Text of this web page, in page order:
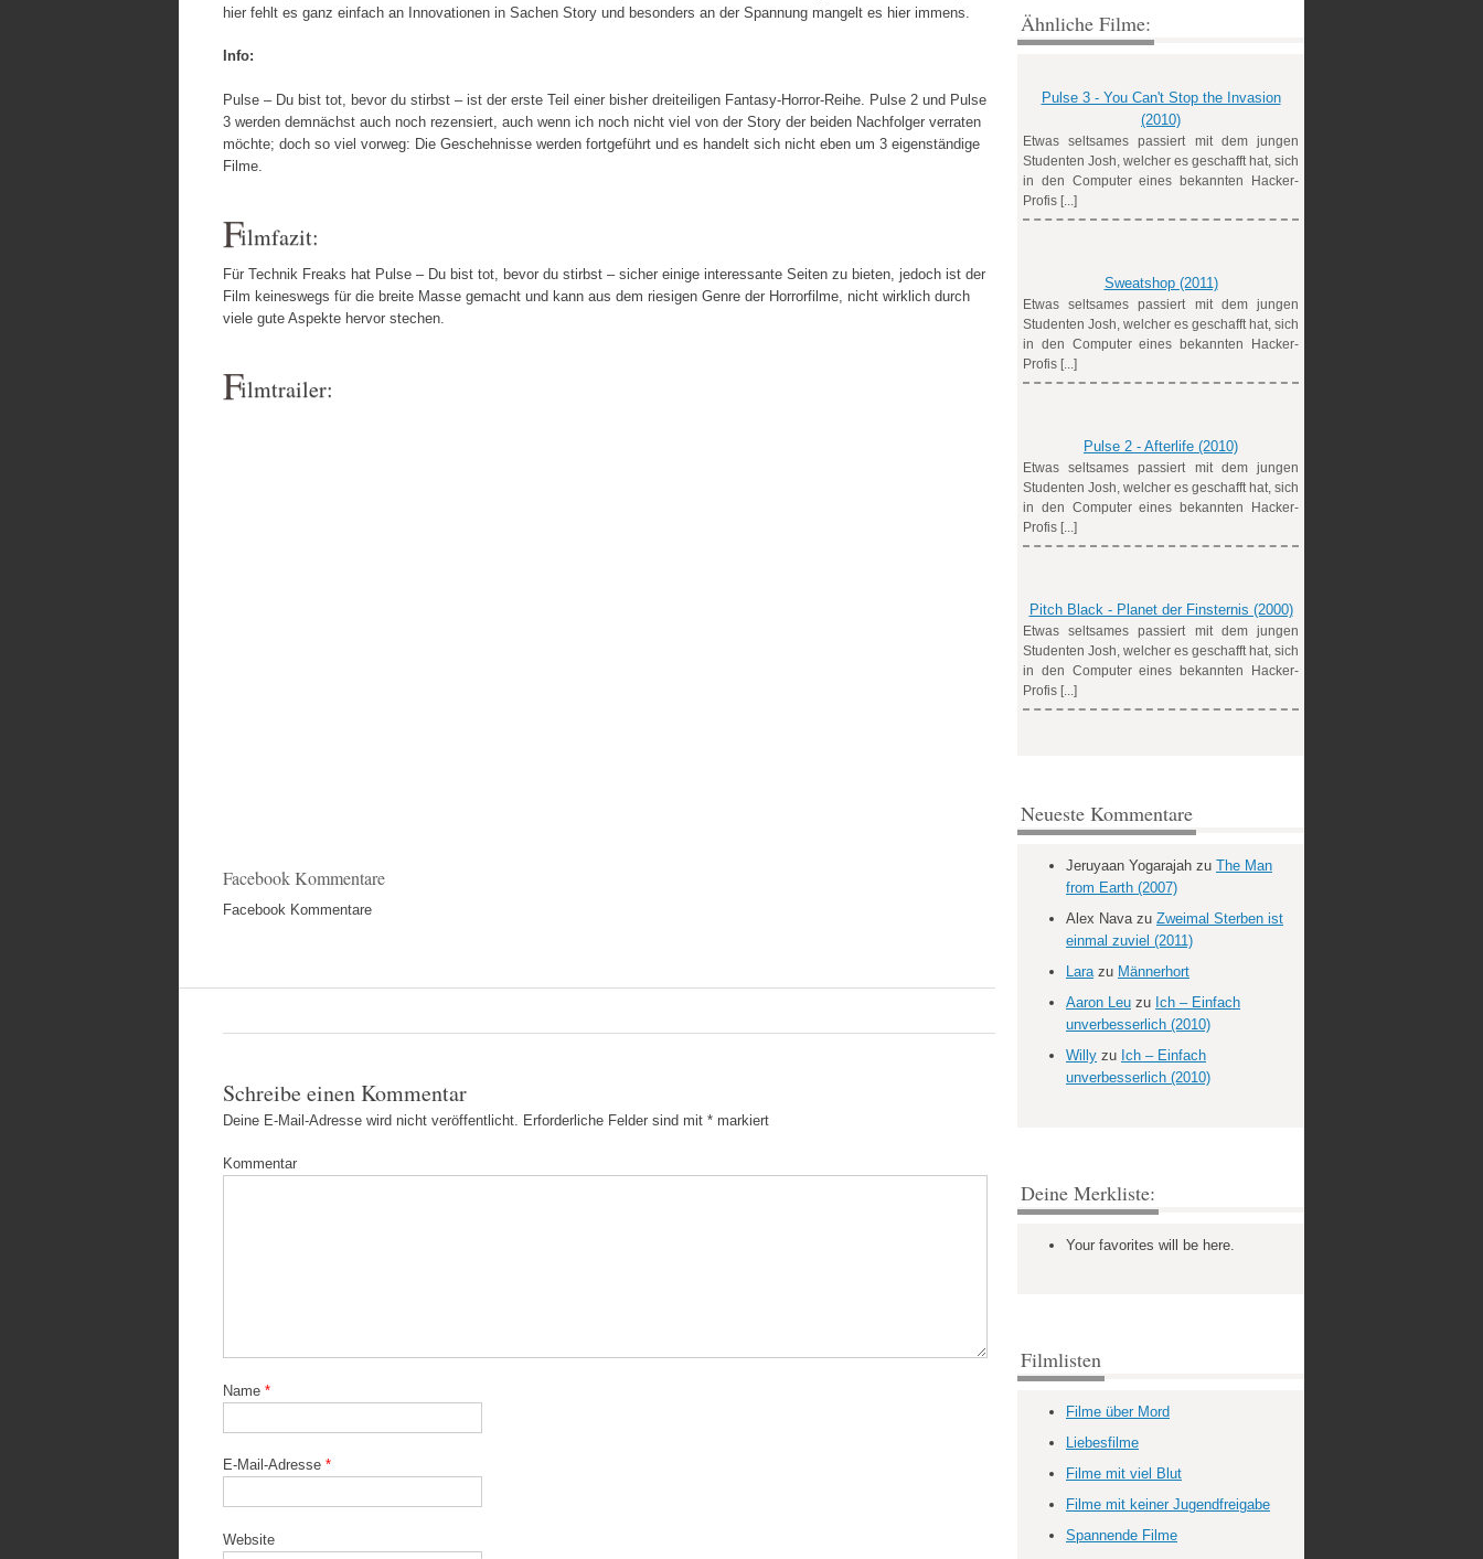
hier fehlt es ganz einfach an Innovationen in Sachen Story und besonders an der Spannung mangelt es hier immens.
Info:
Pulse – Du bist tot, bevor du stirbst – ist der erste Teil einer bisher dreiteiligen Fantasy-Horror-Reihe. Pulse 2 und Pulse
3 werden demnächst auch noch rezensiert, auch wenn ich noch nicht viel von der Story der beiden Nachfolger verraten
möchte; doch so viel vorweg: Die Geschehnisse werden fortgeführt und es handelt sich nicht eben um 3 eigenständige
Filme.
Filmfazit:
Für Technik Freaks hat Pulse – Du bist tot, bevor du stirbst – sicher einige interessante Seiten zu bieten, jedoch ist der
Film keineswegs für die breite Masse gemacht und kann aus dem riesigen Genre der Horrorfilme, nicht wirklich durch
viele gute Aspekte hervor stechen.
Filmtrailer:
Facebook Kommentare
Facebook Kommentare
Schreibe einen Kommentar
Deine E-Mail-Adresse wird nicht veröffentlicht. Erforderliche Felder sind mit * markiert
Kommentar
Name *
E-Mail-Adresse *
Website
Ähnliche Filme:
Pulse 3 - You Can't Stop the Invasion
(2010)
Etwas seltsames passiert mit dem jungen
Studenten Josh, welcher es geschafft hat, sich
in den Computer eines bekannten Hacker-
Profis [...]
Sweatshop (2011)
Etwas seltsames passiert mit dem jungen
Studenten Josh, welcher es geschafft hat, sich
in den Computer eines bekannten Hacker-
Profis [...]
Pulse 2 - Afterlife (2010)
Etwas seltsames passiert mit dem jungen
Studenten Josh, welcher es geschafft hat, sich
in den Computer eines bekannten Hacker-
Profis [...]
Pitch Black - Planet der Finsternis (2000)
Etwas seltsames passiert mit dem jungen
Studenten Josh, welcher es geschafft hat, sich
in den Computer eines bekannten Hacker-
Profis [...]
Neueste Kommentare
Jeruyaan Yogarajah zu The Man
from Earth (2007)
Alex Navazu Zweimal Sterben ist
einmal zuviel (2011)
Larazu Männerhort
Aaron Leu zu Ich – Einfach
unverbesserlich (2010)
Willy zu Ich – Einfach
unverbesserlich (2010)
Deine Merkliste:
Your favorites will be here.
Filmlisten
Filme über Mord
Liebesfilme
Filme mit viel Blut
Filme mit keiner Jugendfreigabe
Spannende Filme